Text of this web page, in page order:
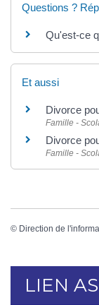
Questions ?
Qu'est-ce
Et aussi
Divorce
Famille -
Divorce
Famille -
© Direction de
LIEN